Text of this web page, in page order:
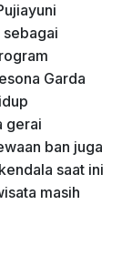
Garda
gerai
ban juga
saat ini
masih